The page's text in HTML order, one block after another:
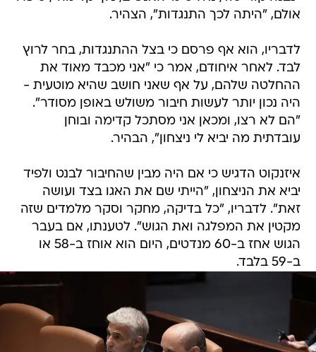
אולם, "היתה לכך התנגדות", הצהיר.
לדבריו, הוא אף פרסם כי בצל ההתנגדות, בחר לרוץ
לבד. לאחר איחודם, אמר כי "אני מכבד מאוד את
ההחלטה שלהם, על אף שאני חושב שהיא מוטעית -
היה נכון יותר לעשות חיבור משולש באופן מסודר".
"הם לא רצו, ומכאן אני מסתכל קדימה ובוחן
עובדתית מה יביא לי ניצחון", הבהיר.
איזנקוט הדגיש כי אם היה מבין שהחיבור לבנט ולפיד
יביא את הניצחון, "הייתי שם את האגו בצד ועושה
זאת". לדבריו, "כל בדיקה, מחקר וסקר מלמדים שזה
מקטין את המפלגה ואת הגוש". לטענתו, אם בעבר
הגוש אחז ב-60 מנדטים, היום הוא אוחז ב-58 או
ב-59 בלבד.